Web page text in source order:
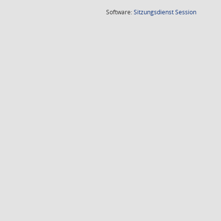
Software:SitzungsdienstSession(Wird in